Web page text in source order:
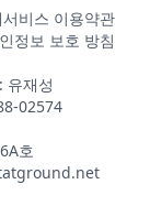
서비스 이용약관
정보 보호 방침
유재성
02574
호